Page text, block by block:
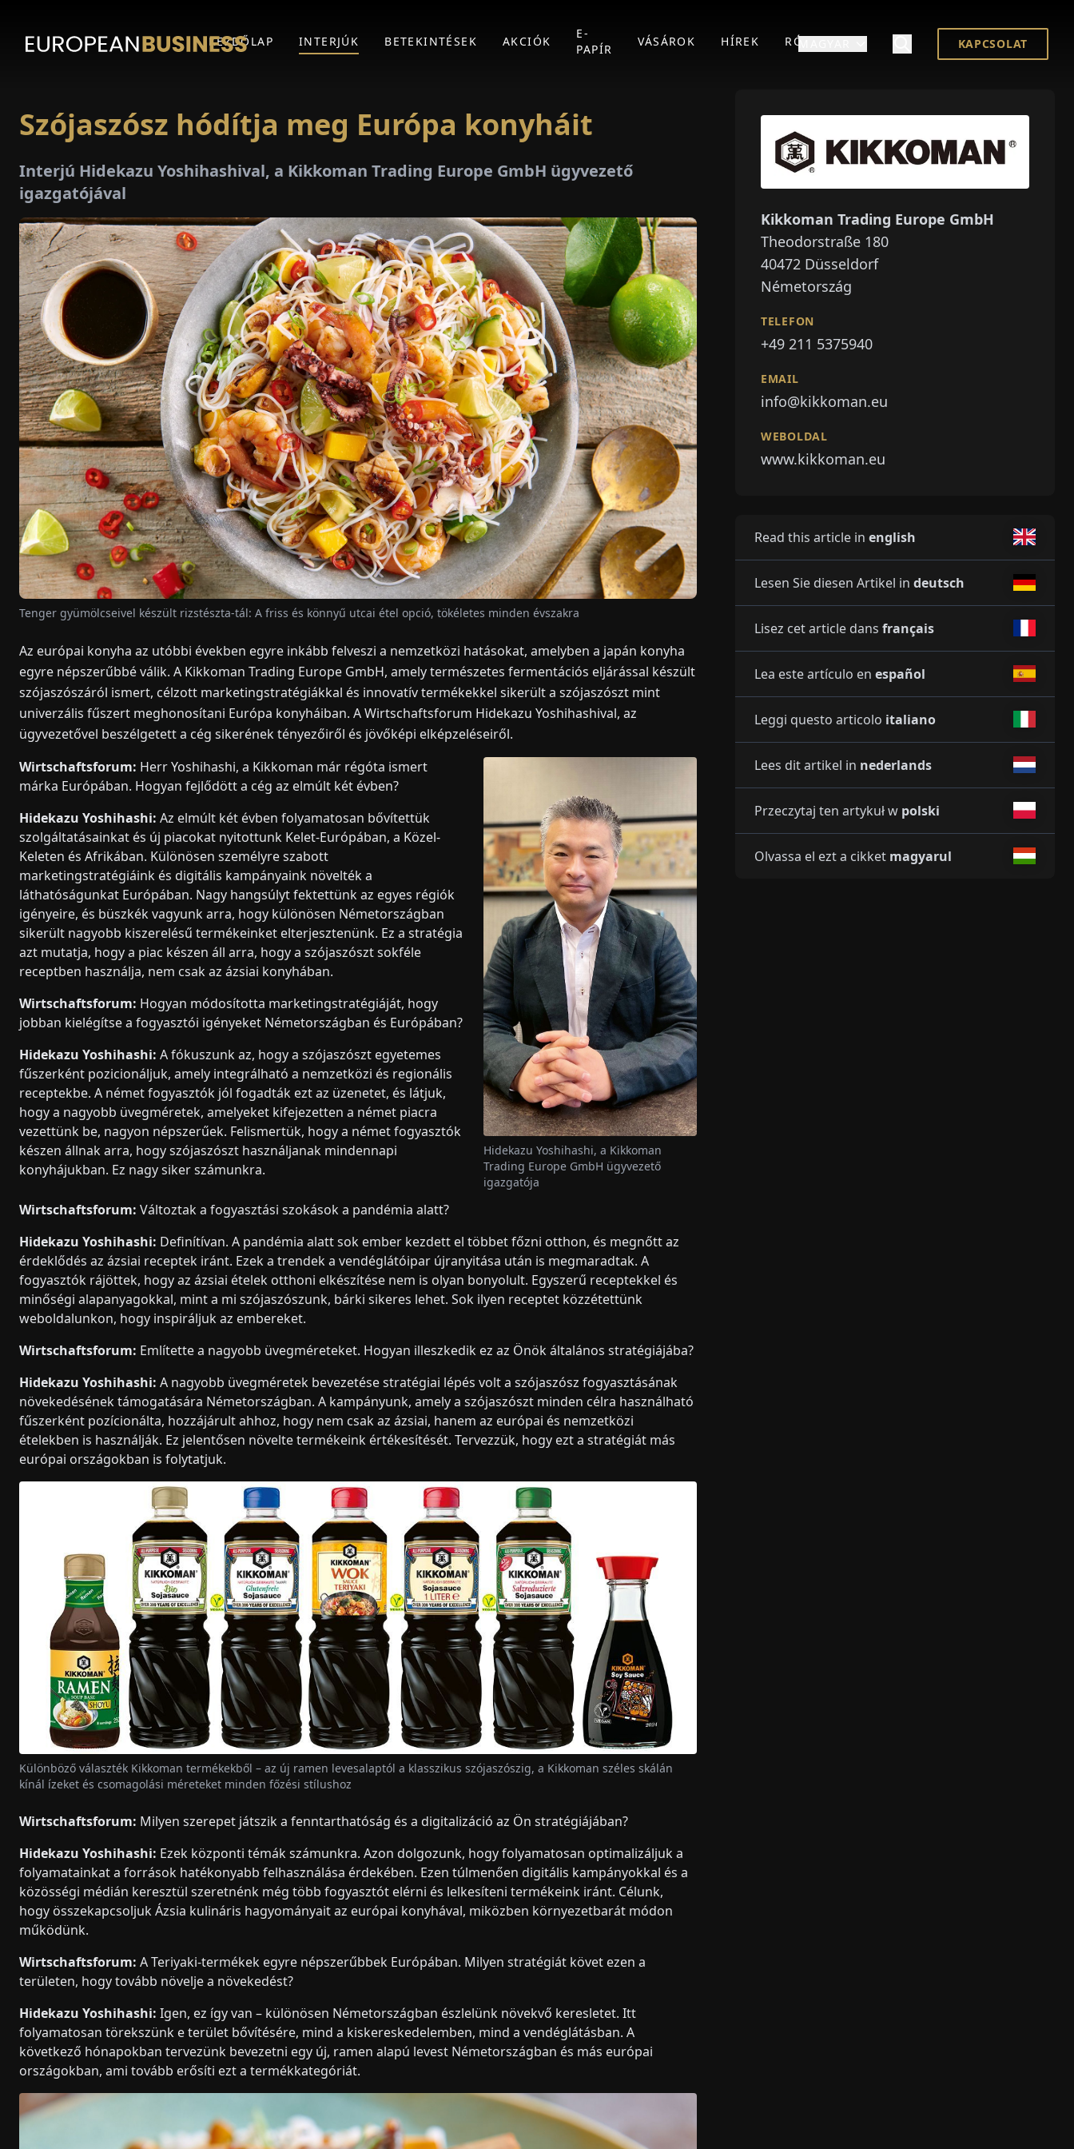
KEZDŐLAP INTERJÚK BETEKINTÉSEK AKCIÓK
E-
PAPÍR
VÁSÁROK HÍREK RÓLUNK KAPCSOLAT
Szójaszósz hódítja meg Európa konyháit
Interjú Hidekazu Yoshihashival, a Kikkoman Trading Europe GmbH ügyvezető
igazgatójával
Tenger gyümölcseivel készült rizstészta-tál: A friss és könnyű utcai étel opció, tökéletes minden évszakra
Az európai konyha az utóbbi években egyre inkább felveszi a nemzetközi hatásokat, amelyben a japán konyha
egyre népszerűbbé válik. A Kikkoman Trading Europe GmbH, amely természetes fermentációs eljárással készült
szójaszószáról ismert, célzott marketingstratégiákkal és innovatív termékekkel sikerült a szójaszószt mint
univerzális fűszert meghonosítani Európa konyháiban. A Wirtschaftsforum Hidekazu Yoshihashival, az
ügyvezetővel beszélgetett a cég sikerének tényezőiről és jövőképi elképzeléseiről.
Wirtschaftsforum: Herr Yoshihashi, a Kikkoman már régóta ismert
márka Európában. Hogyan fejlődött a cég az elmúlt két évben?
Hidekazu Yoshihashi: Az elmúlt két évben folyamatosan bővítettük
szolgáltatásainkat és új piacokat nyitottunk Kelet-Európában, a Közel-
Keleten és Afrikában. Különösen személyre szabott
marketingstratégiáink és digitális kampányaink növelték a
láthatóságunkat Európában. Nagy hangsúlyt fektettünk az egyes régiók
igényeire, és büszkék vagyunk arra, hogy különösen Németországban
sikerült nagyobb kiszerelésű termékeinket elterjesztenünk. Ez a stratégia
azt mutatja, hogy a piac készen áll arra, hogy a szójaszószt sokféle
receptben használja, nem csak az ázsiai konyhában.
Wirtschaftsforum: Hogyan módosította marketingstratégiáját, hogy
jobban kielégítse a fogyasztói igényeket Németországban és Európában?
Hidekazu Yoshihashi: A fókuszunk az, hogy a szójaszószt egyetemes
fűszerként pozicionáljuk, amely integrálható a nemzetközi és regionális
receptekbe. A német fogyasztók jól fogadták ezt az üzenetet, és látjuk,
hogy a nagyobb üvegméretek, amelyeket kifejezetten a német piacra
vezettünk be, nagyon népszerűek. Felismertük, hogy a német fogyasztók
készen állnak arra, hogy szójaszószt használjanak mindennapi
konyhájukban. Ez nagy siker számunkra.
Hidekazu Yoshihashi, a Kikkoman
Trading Europe GmbH ügyvezető
igazgatója
Wirtschaftsforum: Változtak a fogyasztási szokások a pandémia alatt?
Hidekazu Yoshihashi: Definítívan. A pandémia alatt sok ember kezdett el többet főzni otthon, és megnőtt az
érdeklődés az ázsiai receptek iránt. Ezek a trendek a vendéglátóipar újranyitása után is megmaradtak. A
fogyasztók rájöttek, hogy az ázsiai ételek otthoni elkészítése nem is olyan bonyolult. Egyszerű receptekkel és
minőségi alapanyagokkal, mint a mi szójaszószunk, bárki sikeres lehet. Sok ilyen receptet közzétettünk
weboldalunkon, hogy inspiráljuk az embereket.
Wirtschaftsforum: Említette a nagyobb üvegméreteket. Hogyan illeszkedik ez az Önök általános stratégiájába?
Hidekazu Yoshihashi: A nagyobb üvegméretek bevezetése stratégiai lépés volt a szójaszósz fogyasztásának
növekedésének támogatására Németországban. A kampányunk, amely a szójaszószt minden célra használható
fűszerként pozícionálta, hozzájárult ahhoz, hogy nem csak az ázsiai, hanem az európai és nemzetközi
ételekben is használják. Ez jelentősen növelte termékeink értékesítését. Tervezzük, hogy ezt a stratégiát más
európai országokban is folytatjuk.
Különböző választék Kikkoman termékekből – az új ramen levesalaptól a klasszikus szójaszószig, a Kikkoman széles skálán
kínál ízeket és csomagolási méreteket minden főzési stílushoz
Wirtschaftsforum: Milyen szerepet játszik a fenntarthatóság és a digitalizáció az Ön stratégiájában?
Hidekazu Yoshihashi: Ezek központi témák számunkra. Azon dolgozunk, hogy folyamatosan optimalizáljuk a
folyamatainkat a források hatékonyabb felhasználása érdekében. Ezen túlmenően digitális kampányokkal és a
közösségi médián keresztül szeretnénk még több fogyasztót elérni és lelkesíteni termékeink iránt. Célunk,
hogy összekapcsoljuk Ázsia kulináris hagyományait az európai konyhával, miközben környezetbarát módon
működünk.
Wirtschaftsforum: A Teriyaki-termékek egyre népszerűbbek Európában. Milyen stratégiát követ ezen a
területen, hogy tovább növelje a növekedést?
Hidekazu Yoshihashi: Igen, ez így van – különösen Németországban észlelünk növekvő keresletet. Itt
folyamatosan törekszünk e terület bővítésére, mind a kiskereskedelemben, mind a vendéglátásban. A
következő hónapokban tervezünk bevezetni egy új, ramen alapú levest Németországban és más európai
országokban, ami tovább erősíti ezt a termékkategóriát.
Kikkoman Trading Europe GmbH
Theodorstraße 180
40472 Düsseldorf
Németország
TELEFON
+49 211 5375940
EMAIL
info@kikkoman.eu
WEBOLDAL
www.kikkoman.eu
Read this article in english
Lesen Sie diesen Artikel in deutsch
Lisez cet article dans français
Lea este artículo en español
Leggi questo articolo italiano
Lees dit artikel in nederlands
Przeczytaj ten artykuł w polski
Olvassa el ezt a cikket magyarul